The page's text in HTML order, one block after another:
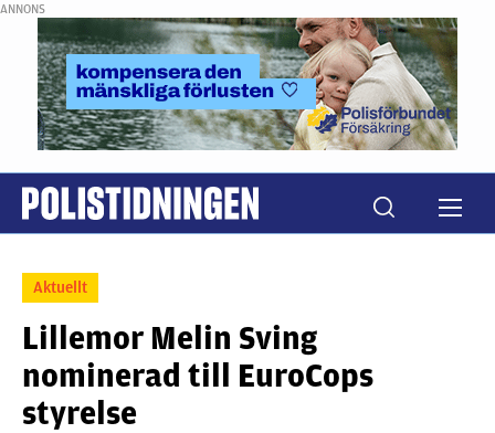
ANNONS
Aktuellt
Lillemor Melin Sving
nominerad till EuroCops
styrelse